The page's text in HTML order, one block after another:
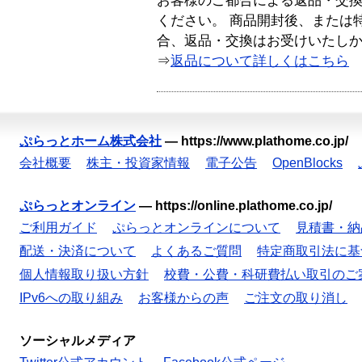
ください。 商品開封後、または
合、返品・交換はお受けいたし
⇒返品について詳しくはこちら
ぷらっとホーム株式会社 — https://www.plathome.co.jp/
会社概要
株主・投資家情報 電子公告 OpenBlocks
ぷらっとオンライン — https://online.plathome.co.jp/
ご利用ガイド
ぷらっとオンラインについて
見積書・
配送・決済について
よくあるご質問
特定商取引法に
個人情報取り扱い方針
校費・公費・科研費払い取引のご
IPv6への取り組み
お客様からの声 ご注文の取り消し
ソーシャルメディア